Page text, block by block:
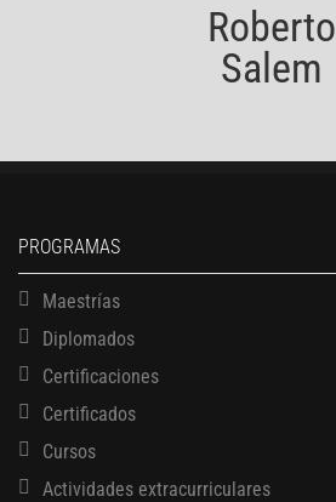
Roberto
Salem
PROGRAMAS
Maestrías
Diplomados
Certificaciones
Certificados
Cursos
Actividades extracurriculares